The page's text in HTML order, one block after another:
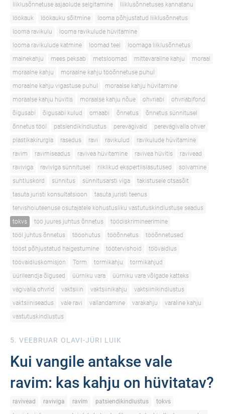
liiklusõnnetuse asjaolude selgitamine
liiklusõnnetuses kannatanu
löökauk
löökauku sõitmine
looma põhjustatud liiklusõnnetus
looma ravikulu
looma ravikulude hüvitamine
looma ravikulude katmine
loomad teel
loomaga liiklusõnnetus
mainekahju
mees peksab metsloomad mittevaraline kahju
moraal
moraalne kahju
moraalne kahju tööõnnetuse puhul
moraalne kahju vigastuse puhul
moraalse kahju hüvitamine
moraalse kahju hüvitis
moraalse kahju nõue ohvriabi
ohvriabifond
õigusabi
õigusabi kulud omaabi õnnetus
õnnetus sünnitusel
õnnetus tööl
patsiendikindlustus perevägivald
perevägivalla ohver
plastikakirurgia
rasedus ravi ravikulud
ravikulude hüvitamine
ravim
ravimiseadus ravivea hüvitamine ravivea hüvitis
ravivead
raviviga
raviviga sünnitusel riiklikud ekspertiisiasutused
solvamine
suhtluskord
sünnitus sünnitusarsti viga
takistusele otsasõit
tasuta juristi konsultatsioon
tasuta juristi teenus
tervishoiuteenuse osutajatele kohustusliku vastutuskindlustuse seadus
tokvs
töö juures juhtus õnnetus
töödiskrimineerimine
tööl juhtus õnnetus
tööohutus tööõnnetus
tööõnnetused
tööst põhjustatud haigestumine
töötervishoid
töövaidlus
töövaidluskomisjon
Torm tormikahju
tormikahjud
üürileandja õigused
üürniku vara
üürniku vara võlgade katteks
vägivalla ohvrid
vaktsiiin vaktsiinikahju
vaktsiinikindlustus
vaktsiiniseadus
vale ravi vallandamine varakahju
varaline kahju
vastutuskindlustus
5. VEEBRUAR OLAVI-JÜRI LUIK
Kui vangile antakse vale
ravim: kas kahju on hüvitatav?
ravivead raviviga ravim patsiendikindlustus
tokvs